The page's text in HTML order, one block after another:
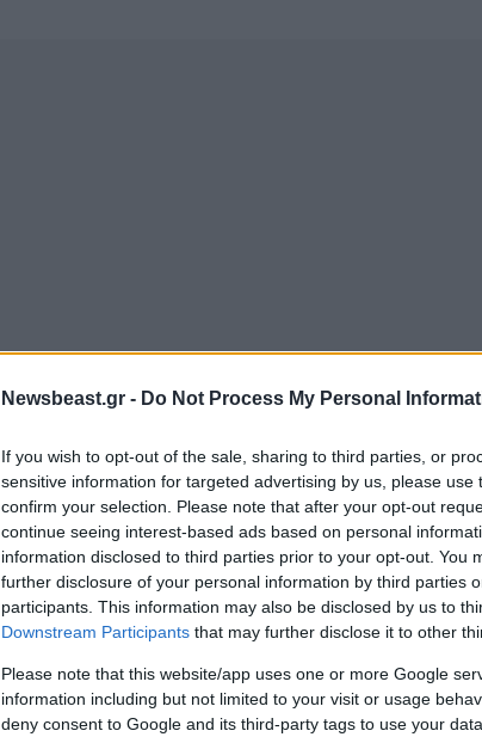
Newsbeast.gr - Do Not Process My Personal
If you wish to opt-out of the sale, sharing to third parties, or
sensitive information for targeted advertising by us, please use
confirm your selection. Please note that after your opt-out
continue seeing interest-based ads based on personal
information disclosed to third parties prior to your opt-out. You
further disclosure of your personal information by third parties
participants. This information may also be disclosed by us to
Downstream Participants that may further disclose it to other
Please note that this website/app uses one or more Google
information including but not limited to your visit or usage
deny consent to Google and its third-party tags to use your